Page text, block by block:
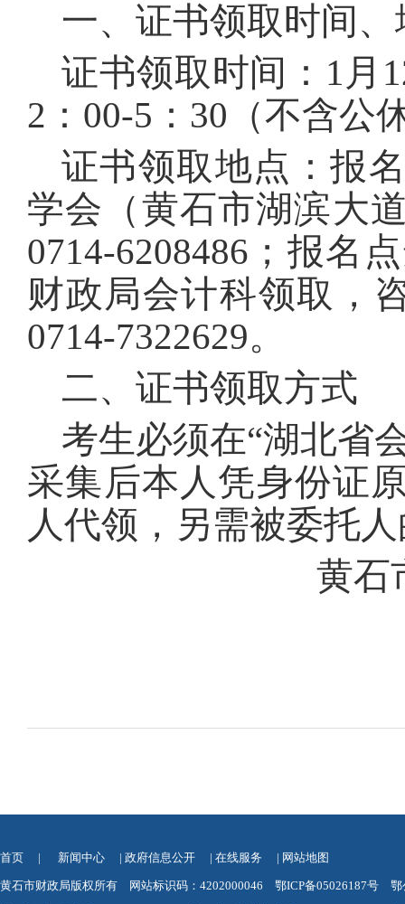
一、证书领取时间、
证书领取时间：1月
2：00-5：30（不含公
证书领取地点：报
学会（黄石市湖滨大
0714-6208486；报名
财政局会计科领取，
0714-7322629。
二、证书领取方式
考生必须在“湖北省
采集后本人凭身份证
人代领，另需被委托
黄石
首页 | 新闻中心 | 政府信息公开 | 在线服务 | 网站地图
黄石市财政局版权所有 网站标识码：4202000046 鄂ICP备05026187号 鄂